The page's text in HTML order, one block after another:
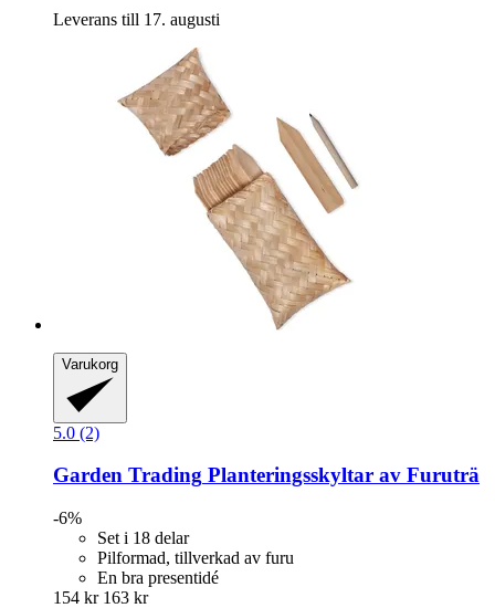
Leverans till 17. augusti
Varukorg
5.0 (2)
Garden Trading Planteringsskyltar av Furuträ
-6%
Set i 18 delar
Pilformad, tillverkad av furu
En bra presentidé
154 kr 163 kr